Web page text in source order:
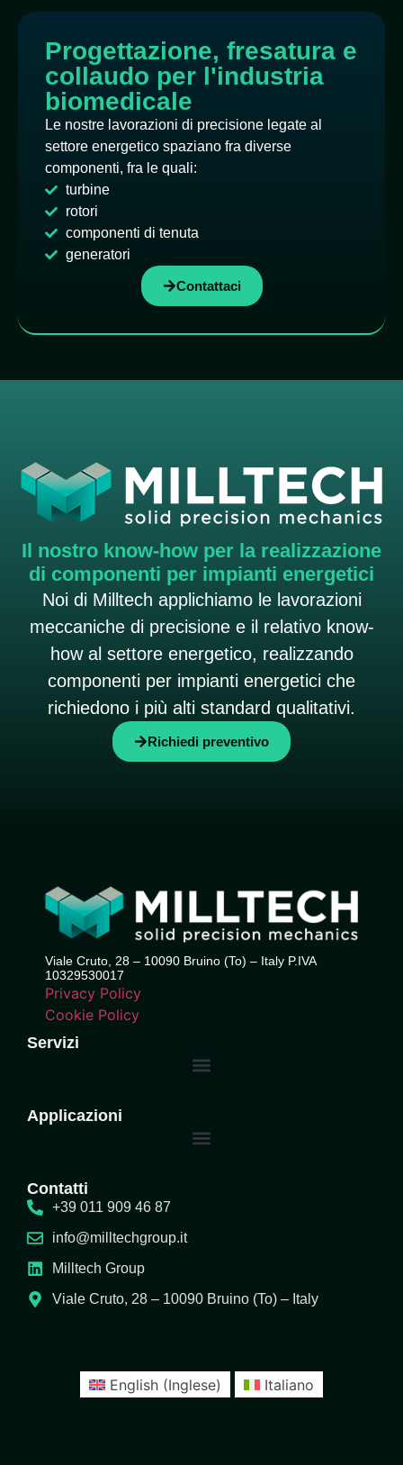
Progettazione, fresatura e
collaudo per l'industria
biomedicale
Le nostre lavorazioni di precisione legate al
settore energetico spaziano fra diverse
componenti, fra le quali:
turbine
rotori
componenti di tenuta
generatori
Contattaci
Il nostro know-how per la realizzazione
di componenti per impianti energetici
Noi di Milltech applichiamo le lavorazioni
meccaniche di precisione e il relativo know-
how al settore energetico, realizzando
componenti per impianti energetici che
richiedono i più alti standard qualitativi.
Richiedi preventivo
Viale Cruto, 28 – 10090 Bruino (To) – Italy P.IVA
10329530017
Privacy Policy
Cookie Policy
Servizi
Applicazioni
Contatti
+39 011 909 46 87
info@milltechgroup.it
Milltech Group
Viale Cruto, 28 – 10090 Bruino (To) – Italy
English (Inglese) Italiano